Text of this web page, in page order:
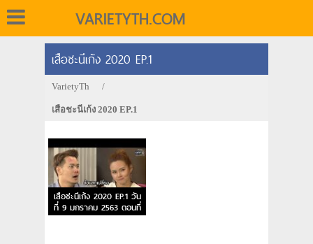
VARIETYTH.COM
เสือชะนีเก้ง 2020 EP.1
VarietyTh /
เสือชะนีเก้ง 2020 EP.1
เสือชะนีเก้ง 2020 EP.1 วัน
ที่ 9 มกราคม 2563 ตอนที่
1